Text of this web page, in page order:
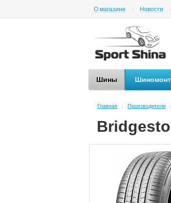
О магазине Новости
Шины
Главная / Производители /